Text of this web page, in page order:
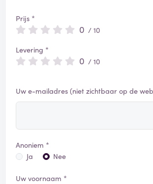
Prijs *
0 / 10
Levering *
0 / 10
Uw e-mailadres (niet zichtbaar op de
Anoniem *
Ja
Nee
Uw voornaam *